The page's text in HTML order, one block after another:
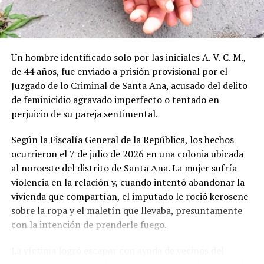
diálogo internacional acerca de la salud y la
incorporación de la inteligencia artificial en los cuidados
médicos», afirmó.
Asimismo, señaló que el programa ya ha sido abordado
en publicaciones científicas. «Nuestro primer artículo
sobre DoctorSV ha sido publicado en ‘Regional Health’.
Eso significa que desde ya el programa está siendo
estudiado y debatido más allá de las fronteras
salvadoreñas, es una gran noticia y hay mucho interés
porque es un programa singular en el mundo», agregó
Aslibekyan.
Con esta nueva etapa, El Salvador se convierte en el
primer país en el mundo en incorporar a la inteligencia
artificial para la identificación y seguimiento completo
de pacientes con enfermedades crónicas.
Un hombre identificado solo por las iniciales A. V. C. M.,
de 44 años, fue enviado a prisión provisional por el
Juzgado de lo Criminal de Santa Ana, acusado del delito
de feminicidio agravado imperfecto o tentado en
perjuicio de su pareja sentimental.
Según la Fiscalía General de la República, los hechos
ocurrieron el 7 de julio de 2026 en una colonia ubicada
al noroeste del distrito de Santa Ana. La mujer sufría
violencia en la relación y, cuando intentó abandonar la
vivienda que compartían, el imputado le roció kerosene
sobre la ropa y el maletín que llevaba, presuntamente
con la intención de prenderle fuego.